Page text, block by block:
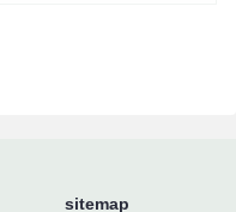
sitemap